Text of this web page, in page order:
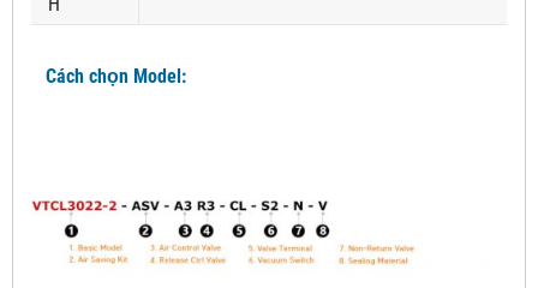
Cách chọn Model: